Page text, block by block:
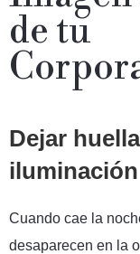
de tu
Dejar
Cuando cae la
desaparecen en la